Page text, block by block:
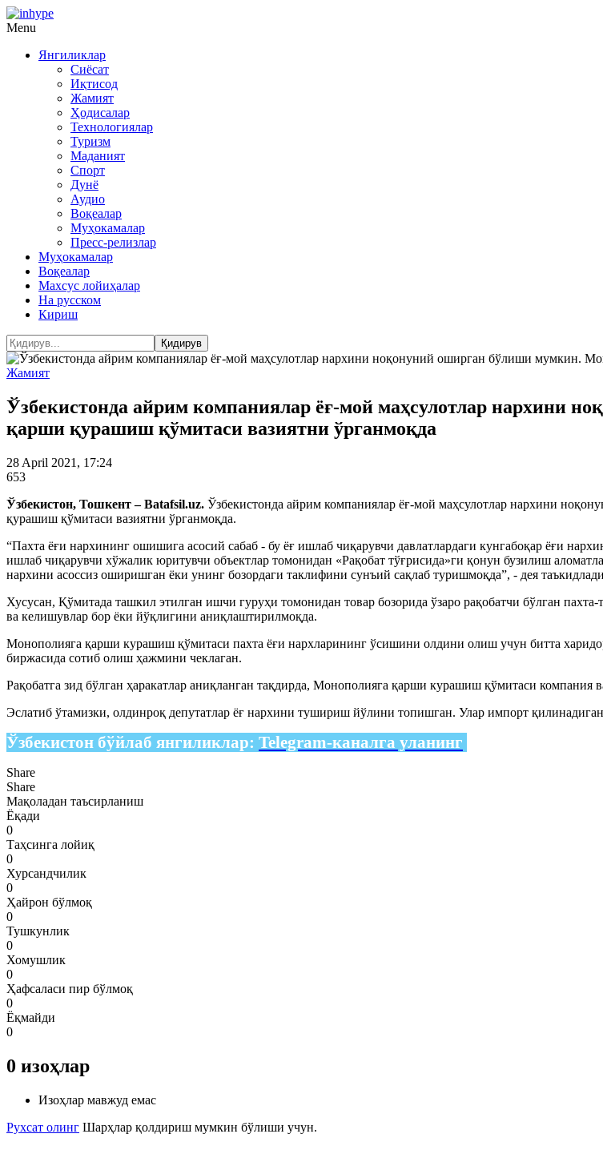
Menu
Янгиликлар
Сиёсат
Иқтисод
Жамият
Ҳодисалар
Технологиялар
Туризм
Маданият
Спорт
Дунё
Аудио
Воқеалар
Муҳокамалар
Пресс-релизлар
Муҳокамалар
Воқеалар
Махсус лойиҳалар
На русском
Кириш
Жамият
Ўзбекистонда айрим компаниялар ёғ-мой маҳсулотлар нархини
қарши қурашиш қўмитаси вазиятни ўрганмоқда
28 April 2021, 17:24
653
Ўзбекистон, Тошкент – Batafsil.uz. Ўзбекистонда айрим компаниялар ёғ-мой маҳсулотлар нархини
қурашиш қўмитаси вазиятни ўрганмоқда.
“Пахта ёғи нархининг ошишига асосий сабаб - бу ёғ ишлаб чиқарувчи давлатлардаги кунгабоқар ёғи
ишлаб чиқарувчи хўжалик юритувчи объектлар томонидан «Рақобат тўғрисида»ги қонун бузилиш
нархини асоссиз оширишган ёки унинг бозордаги таклифини сунъий сақлаб туришмоқда”, - дея
Хусусан, Қўмитада ташкил этилган ишчи гуруҳи томонидан товар бозорида ўзаро рақобатчи бўлган
ва келишувлар бор ёки йўқлигини аниқлаштирилмоқда.
Монополияга қарши курашиш қўмитаси пахта ёғи нархларининг ўсишини олдини олиш учун битта
биржасида сотиб олиш ҳажмини чеклаган.
Рақобатга зид бўлган ҳаракатлар аниқланган тақдирда, Монополияга қарши курашиш қўмитаси компания
Эслатиб ўтамизки, олдинроқ депутатлар ёғ нархини тушириш йўлини топишган. Улар импорт
Ўзбекистон бўйлаб янгиликлар: Telegram-каналга уланинг
Share
Share
Мақоладан таъсирланиш
Ёқади
0
Таҳсинга лойиқ
0
Хурсандчилик
0
Ҳайрон бўлмоқ
0
Тушкунлик
0
Хомушлик
0
Ҳафсаласи пир бўлмоқ
0
Ёқмайди
0
0 изоҳлар
Изоҳлар мавжуд емас
Рухсат олинг Шарҳлар қолдириш мумкин бўлиши учун.